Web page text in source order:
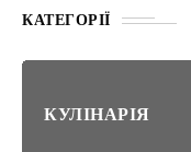
КАТЕГОРІЇ
КУЛІНАРІЯ